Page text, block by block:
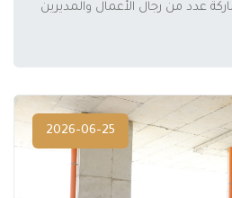
عدد من رجال الأعمال والمديرين
2026-06-25